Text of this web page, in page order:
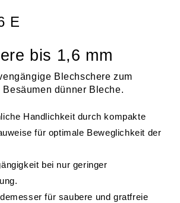
E
bis 1,6 mm
Blechschere zum
dünner Bleche.
Handlichkeit durch kompakte
für optimale Beweglichkeit der
bei nur geringer
für saubere und gratfreie